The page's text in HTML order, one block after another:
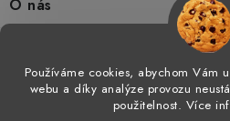
Používáme cookies, abychom Vám
webu a díky analýze provozu
použitelnost. Více
tTabulka velikostí
Obchodní podmínky
O nás
Proč AMÁLKA?
Facebook